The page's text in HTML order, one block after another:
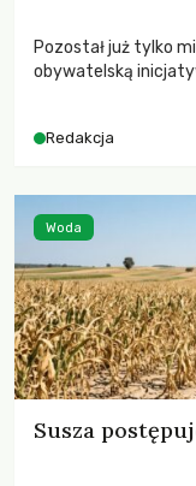
Pozostał już tylko
obywatelską
niezwykle korzystne
funkcjonowania
Redakcja
Susza
Woda